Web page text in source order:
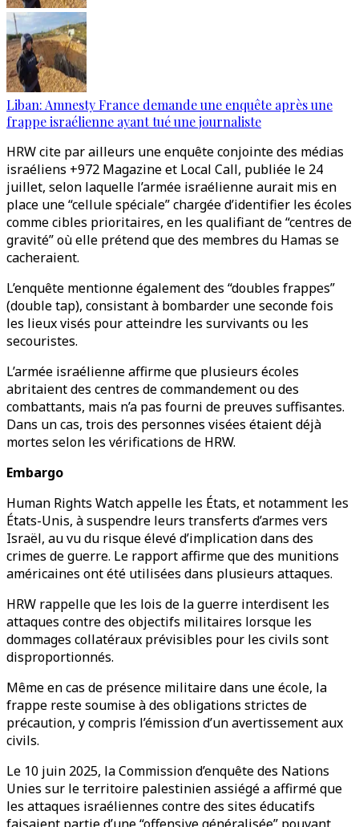
Liban: Amnesty France demande une enquête après une
frappe israélienne ayant tué une journaliste
HRW cite par ailleurs une enquête conjointe des médias
israéliens +972 Magazine et Local Call, publiée le 24
juillet, selon laquelle l’armée israélienne aurait mis en
place une “cellule spéciale” chargée d’identifier les écoles
comme cibles prioritaires, en les qualifiant de “centres de
gravité” où elle prétend que des membres du Hamas se
cacheraient.
L’enquête mentionne également des “doubles frappes”
(double tap), consistant à bombarder une seconde fois
les lieux visés pour atteindre les survivants ou les
secouristes.
L’armée israélienne affirme que plusieurs écoles
abritaient des centres de commandement ou des
combattants, mais n’a pas fourni de preuves suffisantes.
Dans un cas, trois des personnes visées étaient déjà
mortes selon les vérifications de HRW.
Embargo
Human Rights Watch appelle les États, et notamment les
États-Unis, à suspendre leurs transferts d’armes vers
Israël, au vu du risque élevé d’implication dans des
crimes de guerre. Le rapport affirme que des munitions
américaines ont été utilisées dans plusieurs attaques.
HRW rappelle que les lois de la guerre interdisent les
attaques contre des objectifs militaires lorsque les
dommages collatéraux prévisibles pour les civils sont
disproportionnés.
Même en cas de présence militaire dans une école, la
frappe reste soumise à des obligations strictes de
précaution, y compris l’émission d’un avertissement aux
civils.
Le 10 juin 2025, la Commission d’enquête des Nations
Unies sur le territoire palestinien assiégé a affirmé que
les attaques israéliennes contre des sites éducatifs